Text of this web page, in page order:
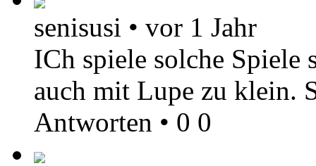
senisusi • vor 1 Jahr
ICh spiele solche Spiele
auch mit Lupe zu klein.
Antworten • 0 0